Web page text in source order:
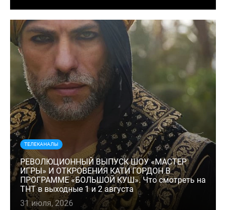
ТЕЛЕКАНАЛЫ
РЕВОЛЮЦИОННЫЙ ВЫПУСК ШОУ «МАСТЕР
ИГРЫ» И ОТКРОВЕНИЯ КАТИ ГОРДОН В
ПРОГРАММЕ «БОЛЬШОЙ КУШ». Что смотреть на
ТНТ в выходные 1 и 2 августа
31 июля, 2026